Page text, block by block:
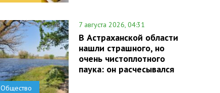
Общество
7 августа 2026, 04:31
В Астраханской области
нашли страшного, но
очень чистоплотного
паука: он расчесывался